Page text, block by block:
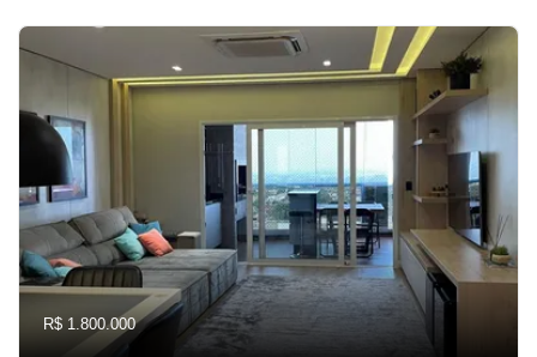
R$ 1.800.000